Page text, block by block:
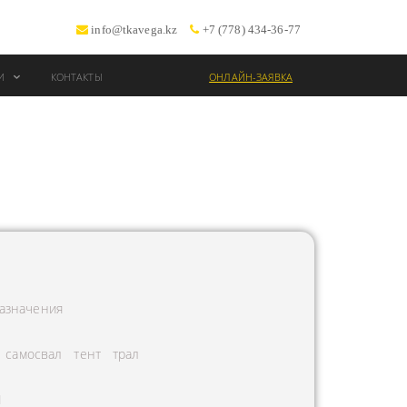
info@tkavega.kz +7 (778) 434-36-77
КОНТАКТЫ ОНЛАЙН-ЗАЯВКА
самосвал тент трал